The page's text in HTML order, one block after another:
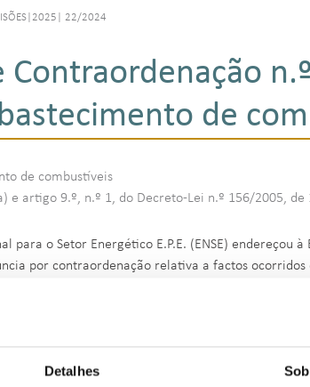
Detalhes
2025 22/2024
Contraordenação
de
de combustíveis
e artigo 9.º, n.º 1, do Decreto-Lei n.º 156/2005,
para o Setor Energético E.P.E. (ENSE) endereçou
por contraordenação relativa a factos
ter sido enviado à ERSE, no prazo legalmente
em violação do disposto na alínea
verificado existirem indícios da prática de